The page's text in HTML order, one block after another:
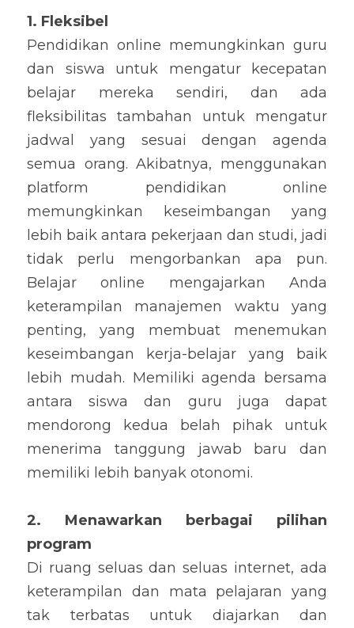
1. Fleksibel
Pendidikan online memungkinkan guru
dan siswa untuk mengatur kecepatan
belajar mereka sendiri, dan ada
fleksibilitas tambahan untuk mengatur
jadwal yang sesuai dengan agenda
semua orang. Akibatnya, menggunakan
platform pendidikan online
memungkinkan keseimbangan yang
lebih baik antara pekerjaan dan studi, jadi
tidak perlu mengorbankan apa pun.
Belajar online mengajarkan Anda
keterampilan manajemen waktu yang
penting, yang membuat menemukan
keseimbangan kerja-belajar yang baik
lebih mudah. Memiliki agenda bersama
antara siswa dan guru juga dapat
mendorong kedua belah pihak untuk
menerima tanggung jawab baru dan
memiliki lebih banyak otonomi.
2. Menawarkan berbagai pilihan
program
Di ruang seluas dan seluas internet, ada
keterampilan dan mata pelajaran yang
tak terbatas untuk diajarkan dan